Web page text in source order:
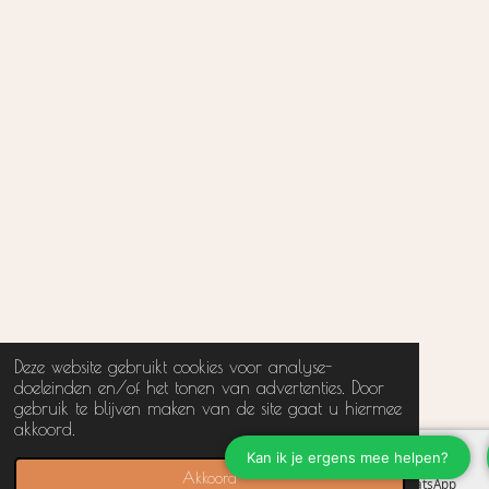
Deze website gebruikt cookies voor analyse-
doeleinden en/of het tonen van advertenties. Door
gebruik te blijven maken van de site gaat u hiermee
akkoord.
Akkoord WhatsApp